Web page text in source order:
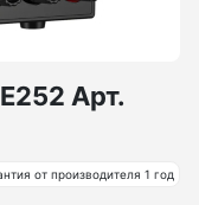
Арт.
от производителя 1 год